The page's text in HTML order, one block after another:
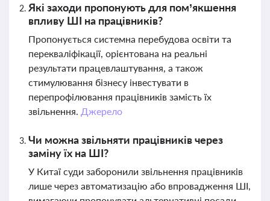
Які заходи пропонують для пом’якшення
впливу ШІ на працівників?
Пропонується системна перебудова освіти та
перекваліфікації, орієнтована на реальні
результати працевлаштування, а також
стимулювання бізнесу інвестувати в
перепрофілювання працівників замість їх
звільнення. Джерело
Чи можна звільняти працівників через
заміну їх на ШІ?
У Китаї суди заборонили звільнення працівників
лише через автоматизацію або впровадження ШІ,